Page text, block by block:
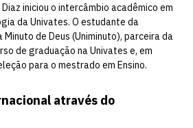
iniciou o intercâmbio acadêmico em
da Univates. O estudante da
de Deus (Uniminuto), parceira da
de graduação na Univates e, em
para o mestrado em Ensino.
através do